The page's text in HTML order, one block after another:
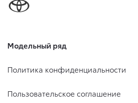
Модельный ряд
Политика конфиденциальности
Пользовательское соглашение